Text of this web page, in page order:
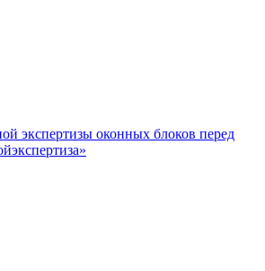
экспертизы оконных блоков перед